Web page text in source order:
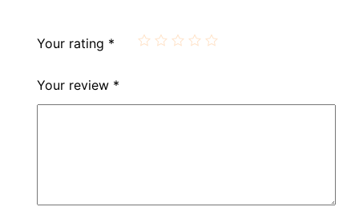
Your rating *
Your review *